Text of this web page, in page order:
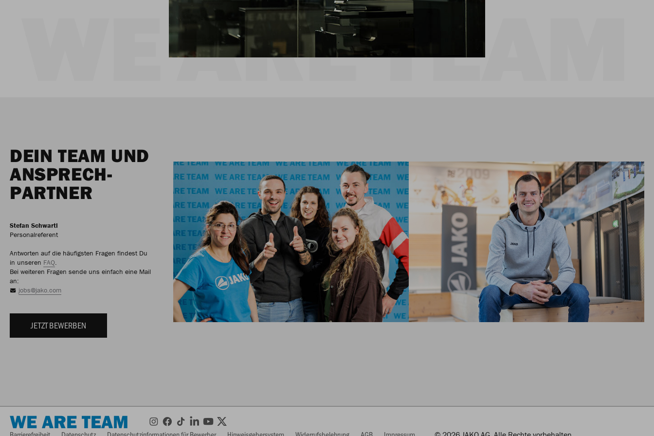
DEIN TEAM UND
ANSPRECH-
PARTNER
Stefan Schwartl
Personalreferent
Antworten auf die häufigsten Fragen findest Du
in unseren FAQ.
Bei weiteren Fragen sende uns einfach eine Mail
an:
jobs@jako.com
JETZT BEWERBEN
WE ARE TEAM